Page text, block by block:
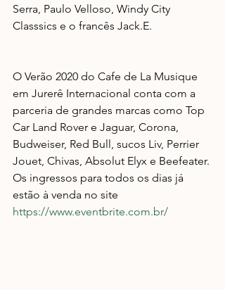
Serra, Paulo Velloso, Windy City
Classsics e o francês Jack.E.
O Verão 2020 do Cafe de La Musique
em Jurerê Internacional conta com a
parceria de grandes marcas como Top
Car Land Rover e Jaguar, Corona,
Budweiser, Red Bull, sucos Liv, Perrier
Jouet, Chivas, Absolut Elyx e Beefeater.
Os ingressos para todos os dias já
estão à venda no site
https://www.eventbrite.com.br/